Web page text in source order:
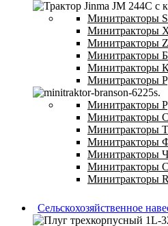
Минитракторы
Минитракторы
Минитракторы
Минитракторы
Минитракторы
Минитракторы
Минитракторы
Минитракторы
Минитракторы
Минитракторы
Минитракторы
Минитракторы
Минитракторы
Сельскохозяйственное